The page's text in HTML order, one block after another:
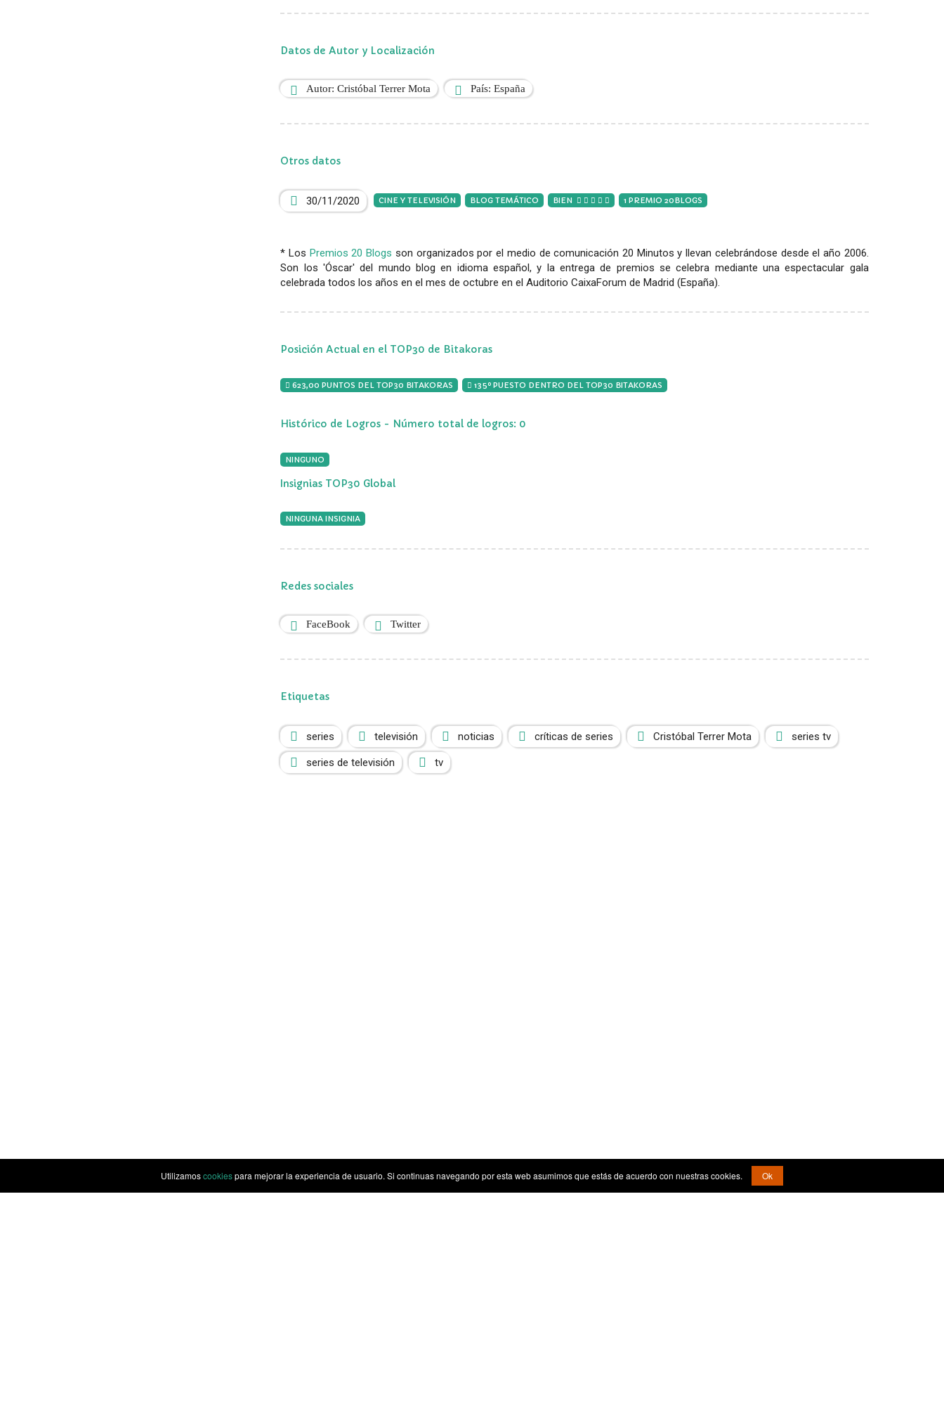
Datos de Autor y Localización
Autor: Cristóbal Terrer Mota País: España
Otros datos
30/11/2020 CINE Y TELEVISIÓN BLOG TEMÁTICO BIEN 1 PREMIO 20BLOGS
* Los Premios 20 Blogs son organizados por el medio de comunicación 20 Minutos y llevan celebrándose desde el año 2006.
Son los 'Óscar' del mundo blog en idioma español, y la entrega de premios se celebra mediante una espectacular gala
celebrada todos los años en el mes de octubre en el Auditorio CaixaForum de Madrid (España).
Posición Actual en el TOP30 de Bitakoras
623,00 PUNTOS DEL TOP30 BITAKORAS 135º PUESTO DENTRO DEL TOP30 BITAKORAS
Histórico de Logros - Número total de logros: 0
NINGUNO
Insignias TOP30 Global
NINGUNA INSIGNIA
Redes sociales
FaceBook Twitter
Etiquetas
series televisión noticias críticas de series Cristóbal Terrer Mota series tv
series de televisión tv
Utilizamoscookiespara mejorar la experiencia de usuario. Si continuas navegando por esta web asumimos que estás de acuerdo con nuestras cookies. Ok